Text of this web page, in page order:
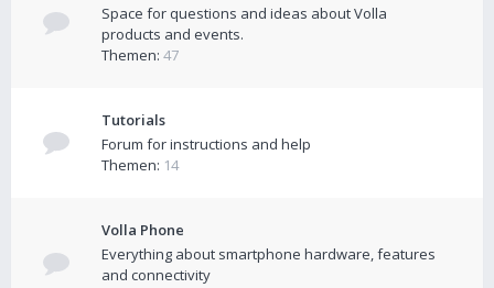
Space for questions and ideas about Volla
products and events.
Themen: 47
Tutorials
Forum for instructions and help
Themen: 14
Volla Phone
Everything about smartphone hardware, features
and connectivity